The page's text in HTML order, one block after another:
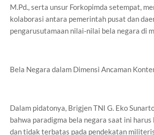
M.Pd., serta unsur Forkopimda setempat,
kolaborasi antara pemerintah pusat dan
pengarusutamaan nilai-nilai bela negara di
Bela Negara dalam Dimensi Ancaman
Dalam pidatonya, Brigjen TNI G. Eko
bahwa paradigma bela negara saat ini
dan tidak terbatas pada pendekatan